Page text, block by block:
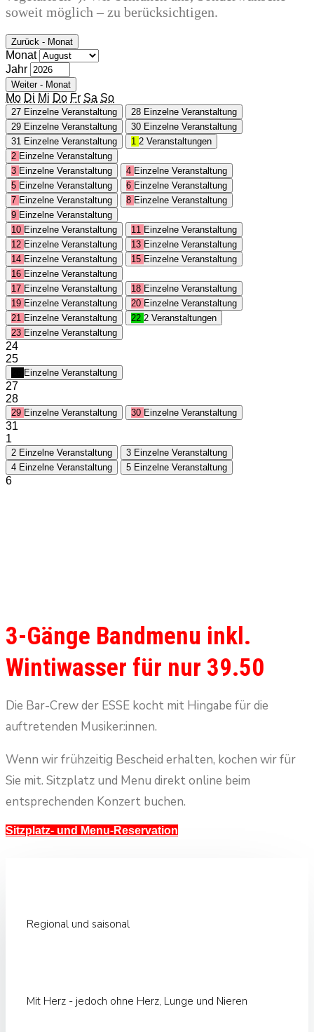
soweit möglich – zu berücksichtigen.
Zurück - Monat
Monat
Jahr
Weiter - Monat
Mo Di Mi Do Fr Sa So
27 Einzelne Veranstaltung 28 Einzelne Veranstaltung
29 Einzelne Veranstaltung 30 Einzelne Veranstaltung
31 Einzelne Veranstaltung 1 2 Veranstaltungen
2 Einzelne Veranstaltung
3 Einzelne Veranstaltung 4 Einzelne Veranstaltung
5 Einzelne Veranstaltung 6 Einzelne Veranstaltung
7 Einzelne Veranstaltung 8 Einzelne Veranstaltung
9 Einzelne Veranstaltung
10 Einzelne Veranstaltung 11 Einzelne Veranstaltung
12 Einzelne Veranstaltung 13 Einzelne Veranstaltung
14 Einzelne Veranstaltung 15 Einzelne Veranstaltung
16 Einzelne Veranstaltung
17 Einzelne Veranstaltung 18 Einzelne Veranstaltung
19 Einzelne Veranstaltung 20 Einzelne Veranstaltung
21 Einzelne Veranstaltung 22 2 Veranstaltungen
23 Einzelne Veranstaltung
24
25
Einzelne Veranstaltung
27
28
29 Einzelne Veranstaltung 30 Einzelne Veranstaltung
31
1
2 Einzelne Veranstaltung 3 Einzelne Veranstaltung
4 Einzelne Veranstaltung 5 Einzelne Veranstaltung
6
3-Gänge Bandmenu inkl.
Wintiwasser für nur 39.50
Die Bar-Crew der ESSE kocht mit Hingabe für die
auftretenden Musiker:innen.
Wenn wir frühzeitig Bescheid erhalten, kochen wir für
Sie mit. Sitzplatz und Menu direkt online beim
entsprechenden Konzert buchen.
Sitzplatz- und Menu-Reservation
Regional und saisonal
Mit Herz - jedoch ohne Herz, Lunge und Nieren